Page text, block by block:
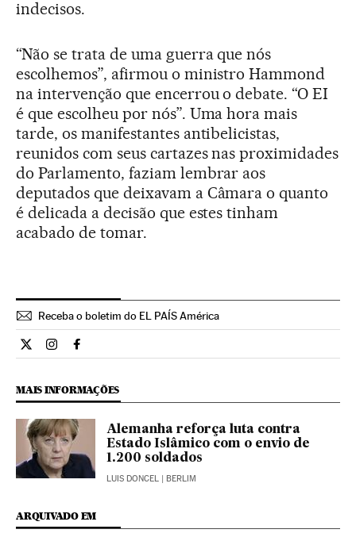
indecisos.
“Não se trata de uma guerra que nós
escolhemos”, afirmou o ministro Hammond
na intervenção que encerrou o debate. “O EI
é que escolheu por nós”. Uma hora mais
tarde, os manifestantes antibelicistas,
reunidos com seus cartazes nas proximidades
do Parlamento, faziam lembrar aos
deputados que deixavam a Câmara o quanto
é delicada a decisão que estes tinham
acabado de tomar.
Receba o boletim do EL PAÍS América
Internacional El País Brasil en Twitter
Internacional El País Brasil en Instagram
Internacional El País Brasil en Facebook
MAIS INFORMAÇÕES
Alemanha reforça luta contra
Estado Islâmico com o envio de
1.200 soldados
LUIS DONCEL | BERLIM
ARQUIVADO EM